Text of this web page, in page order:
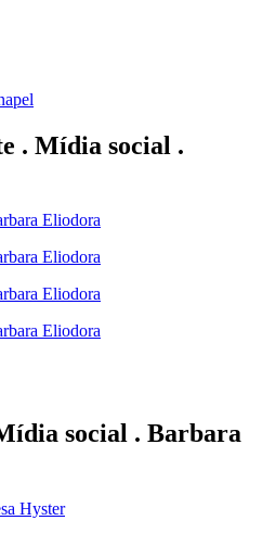
. Mídia social .
social . Barbara